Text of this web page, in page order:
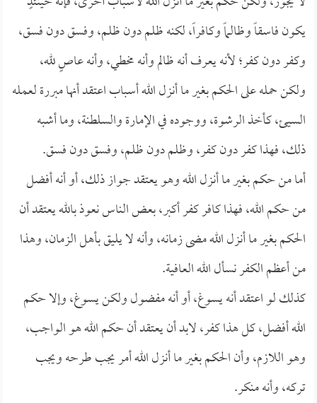
يكون فاسقاً وظالماً وكافراً، لكنه ظلم دون ظلم، وفسق دون فسق،
وكفر دون كفر؛ لأنه يعرف أنه ظالم وأنه مخطي، وأنه عاصٍ لله،
ولكن حمله على الحكم بغير ما أنزل الله أسباب اعتقد أنها مبررة لعمله
السيئ، كأخذ الرشوة، ووجوده في الإمارة والسلطنة، وما أشبه
ذلك، فهذا كفر دون كفر، وظلم دون ظلم، وفسق دون فسق.
أما من حكم بغير ما أنزل الله وهو يعتقد جواز ذلك، أو أنه أفضل
من حكم الله، فهذا كافر كفر أكبر، بعض الناس نعوذ بالله يعتقد أن
الحكم بغير ما أنزل الله مضى زمانه، وأنه لا يليق بأهل الزمان، وهذا
من أعظم الكفر نسأل الله العافية.
كذلك لو اعتقد أنه يسوغ، أو أنه مفضول ولكن يسوغ، وإلا حكم
الله أفضل، كل هذا كفر، لابد أن يعتقد أن حكم الله هو الواجب،
وهو اللازم، وأن الحكم بغير ما أنزل الله أمر يجب طرحه ويجب
تركه، وأنه منكر.